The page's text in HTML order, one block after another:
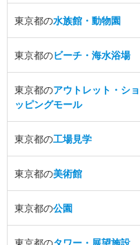
東京都の水族館・動物園
東京都のビーチ・海水浴場
東京都のアウトレット・ショ
ッピングモール
東京都の工場見学
東京都の美術館
東京都の公園
東京都のタワー・展望施設